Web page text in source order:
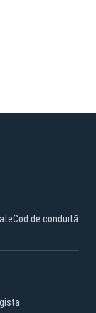
Cod de conduită